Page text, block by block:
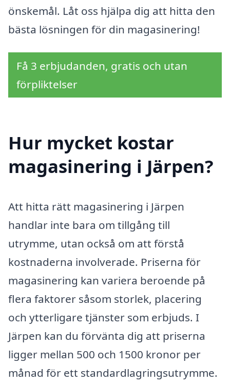
önskemål. Låt oss hjälpa dig att hitta den
bästa lösningen för din magasinering!
Få 3 erbjudanden, gratis och utan
förpliktelser
Hur mycket kostar
magasinering i Järpen?
Att hitta rätt magasinering i Järpen
handlar inte bara om tillgång till
utrymme, utan också om att förstå
kostnaderna involverade. Priserna för
magasinering kan variera beroende på
flera faktorer såsom storlek, placering
och ytterligare tjänster som erbjuds. I
Järpen kan du förvänta dig att priserna
ligger mellan 500 och 1500 kronor per
månad för ett standardlagringsutrymme.